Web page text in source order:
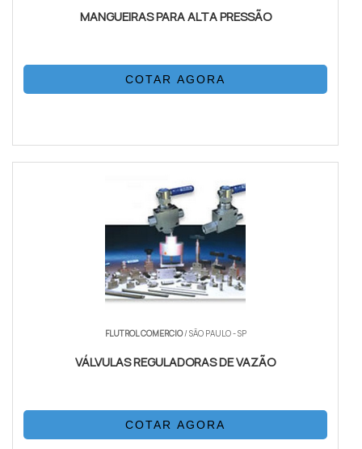
MANGUEIRAS PARA ALTA PRESSÃO
COTAR AGORA
FLUTROL COMERCIO/ SÃO PAULO - SP
VÁLVULAS REGULADORAS DE VAZÃO
COTAR AGORA